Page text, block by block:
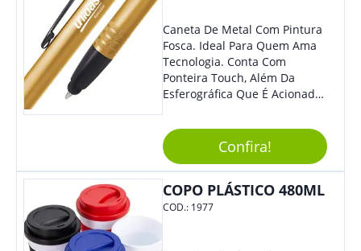
Caneta De Metal Com Pintura
Fosca. Ideal Para Quem Ama
Tecnologia. Conta Com
Ponteira Touch, Além Da
Esferográfica Que É Acionada
Com Elegância E
Modernidade Na Medida
Exata.
Confira!
COPO PLÁSTICO 480ML
COD.: 1977